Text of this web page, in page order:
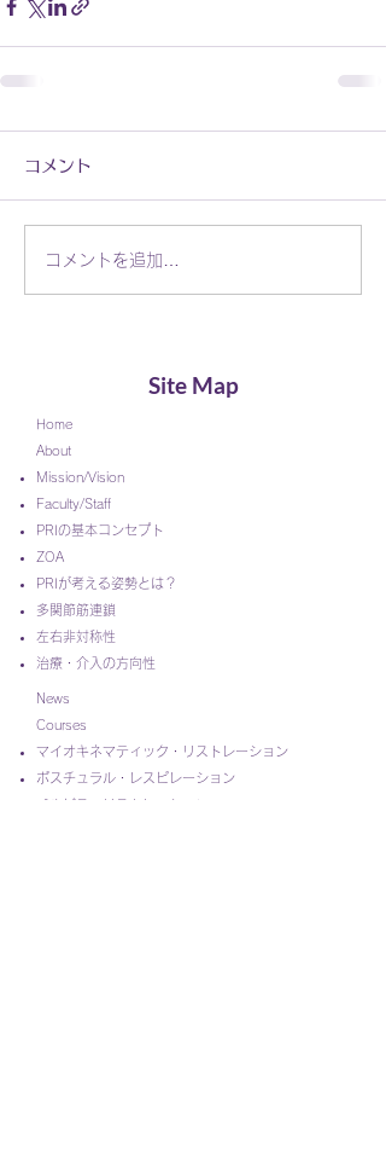
コメント
コメントを追加…
Site Map
Home
About
Mission/Vision
Faculty/Staff
PRIの基本コンセプト
ZOA
PRIが考える姿勢とは？
多関節筋連鎖
左右非対称性
​治療・介入の方向性
News
Courses
マイオキネマティック・リストレーション
ポスチュラル・レスピレーション
ペルビス・リストレーション